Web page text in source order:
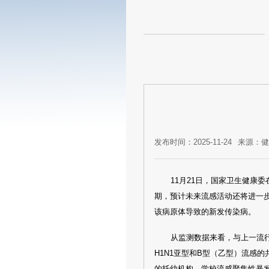
发布时间：2025-11-24 来源：
11月21日，国家卫生健康
期，预计未来流感活动还将进一
该病原体导致的新发传染病。
从监测数据来看，与上一流
H1N1亚型和B型（乙型）流感